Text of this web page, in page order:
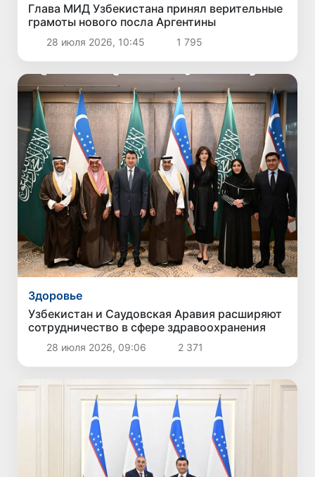
Глава МИД Узбекистана принял верительные
грамоты нового посла Аргентины
28 июля 2026, 10:45 1 795
Здоровье
Узбекистан и Саудовская Аравия расширяют
сотрудничество в сфере здравоохранения
28 июля 2026, 09:06 2 371